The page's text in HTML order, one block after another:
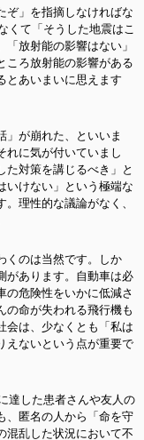
ぞ」を指摘しなければな
くて「そうした地震はこ
放射能の影響はない」
ころ放射能の影響がある
とあいまいに思えます
」が崩れた、といいま
れに気が付いていまし
た対策を講じるべき」と
いけない」という極端な
理性的な議論がなく、
くのは当然です。しか
があります。自動車は必
の危険性をいかに低減さ
の命が失われる飛行機も
会は、少なくとも「私は
えないという点が重要で
達した患者さんや友人の
、匿名の人から「命を守
混乱した状況において不